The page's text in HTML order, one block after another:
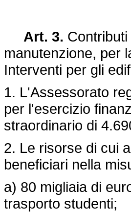
Art. 3.
manutenzione, per
Interventi per gli
1. L'Assessorato
per l'esercizio
straordinario di
2. Le risorse di cui
beneficiari nella
a) 80 migliaia di
trasporto studenti;